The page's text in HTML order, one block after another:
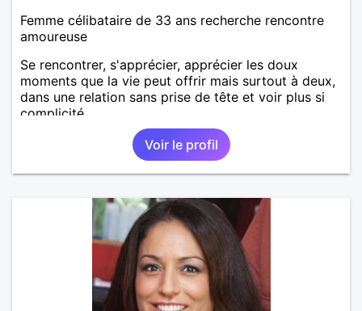
Femme célibataire de 33 ans recherche rencontre
amoureuse
Se rencontrer, s'apprécier, apprécier les doux
moments que la vie peut offrir mais surtout à deux,
dans une relation sans prise de tête et voir plus si
complicité.
Voir le profil